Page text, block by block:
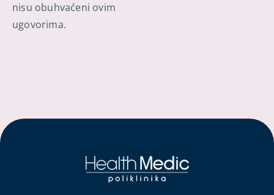
nisu obuhvaćeni ovim
ugovorima.